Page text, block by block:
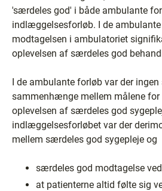
'særdeles god' i både ambulante
indlæggelsesforløb. I de
modtagelsen i ambulatoriet
oplevelsen af særdeles god
I de ambulante forløb var der
sammenhænge mellem målene
oplevelsen af særdeles god
indlæggelsesforløbet var der
mellem særdeles god sygepleje og
særdeles god modtagelse
at patienterne altid følte sig